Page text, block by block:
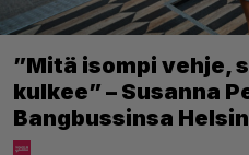
”Mitä isompi vehje,
kulkee” – Susanna
Bangbussinsa